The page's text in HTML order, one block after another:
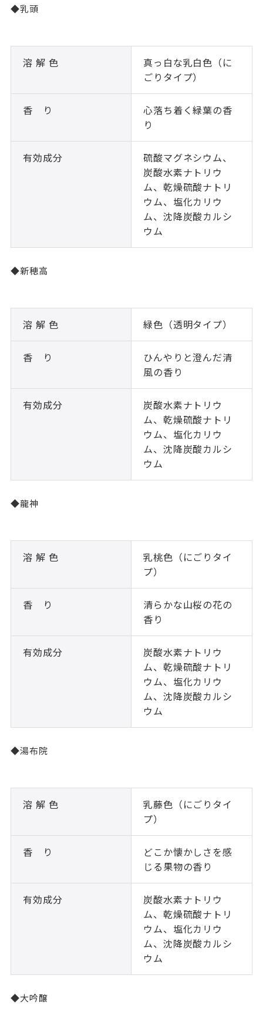
◆乳頭
溶 解 色
真っ白な乳白色（に
ごりタイプ）
香 り
心落ち着く緑葉の香
り
有効成分
硫酸マグネシウム、
炭酸水素ナトリウ
ム、乾燥硫酸ナトリ
ウム、塩化カリウ
ム、沈降炭酸カルシ
ウム
◆新穂高
溶 解 色 緑色（透明タイプ）
香 り
ひんやりと澄んだ清
風の香り
有効成分
炭酸水素ナトリウ
ム、乾燥硫酸ナトリ
ウム、塩化カリウ
ム、沈降炭酸カルシ
ウム
◆龍神
溶 解 色
乳桃色（にごりタイ
プ）
香 り
清らかな山桜の花の
香り
有効成分
炭酸水素ナトリウ
ム、乾燥硫酸ナトリ
ウム、塩化カリウ
ム、沈降炭酸カルシ
ウム
◆湯布院
溶 解 色
乳藤色（にごりタイ
プ）
香 り
どこか懐かしさを感
じる果物の香り
有効成分
炭酸水素ナトリウ
ム、乾燥硫酸ナトリ
ウム、塩化カリウ
ム、沈降炭酸カルシ
ウム
◆大吟醸